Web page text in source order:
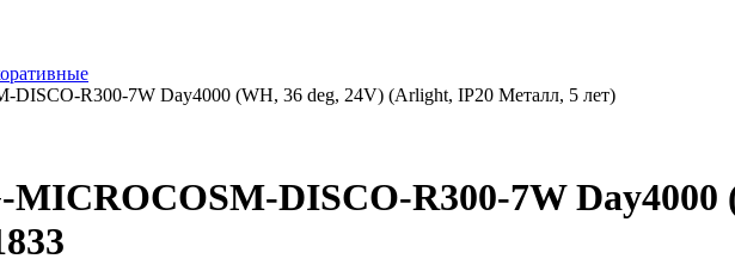
R300-7W Day4000 (WH, 36 deg, 24V) (Arlight, IP20 Металл, 5 лет)
DISCO-R300-7W